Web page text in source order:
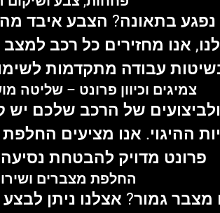
בתאונה? הצבע איבד
, אנו מחזירים כל רכב
עבודה מתקדמות
של הרכב שלכם יש
ההיגוי. אנו מציעים החלפת
פרונט מדויק להבטחת
גמור? אצלנו ניתן לבצע